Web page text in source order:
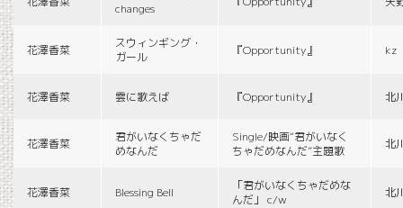
changes
花澤香菜
スウィンギング・
ガール
『Opportunity』 kz
花澤香菜 雲に歌えば 『Opportunity』 北
花澤香菜
君がいなくちゃだ
めなんだ
Single/映画“君がいなく
ちゃだめなんだ”主題歌
北
花澤香菜 Blessing Bell
「君がいなくちゃだめな
んだ」 c/w
北